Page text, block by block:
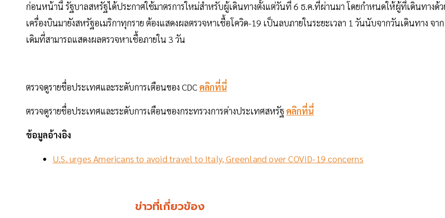
ก่อนหน้านี้ รัฐบาลสหรัฐได้ประกาศใช้มาตรการใหม่สำหรับผู้เดินทางตั้งแต่วันที่ 6 ธ.ค.ที่ผ่านมา โดยกำหนดให้ผู้ที่เดินทางด้
เครื่องบินมายังสหรัฐอเมริกาทุกราย ต้องแสดงผลตรวจหาเชื้อโควิด-19 เป็นลบภายในระยะเวลา 1 วันนับจากวันเดินทาง จาก
เดิมที่สามารถแสดงผลตรวจหาเชื้อภายใน 3 วัน
ตรวจดูรายชื่อประเทศและระดับการเตือนของ CDC คลิกที่นี่
ตรวจดูรายชื่อประเทศและระดับการเตือนของกระทรวงการต่างประเทศสหรัฐ คลิกที่นี่
ข้อมูลอ้างอิง
U.S. urges Americans to avoid travel to Italy, Greenland over COVID-19 concerns
ข่าวที่เกี่ยวข้อง